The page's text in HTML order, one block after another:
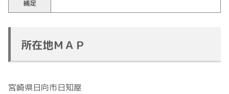
補足
所在地ＭＡＰ
宮崎県日向市日知屋